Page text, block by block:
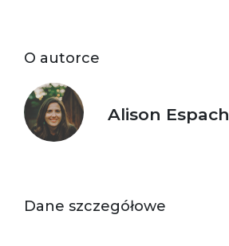
O autorce
Alison Espach
Dane szczegółowe